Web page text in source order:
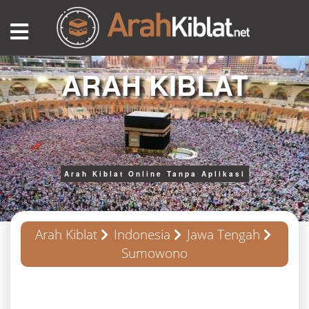
ARAH KIBLAT
Arah Kiblat Online Tanpa Aplikasi
Arah Kiblat Indonesia
Jawa Tengah
Sumowono